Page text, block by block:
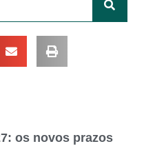
os novos prazos